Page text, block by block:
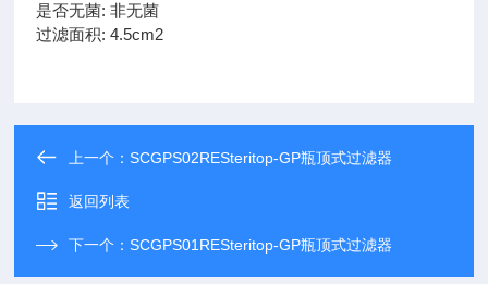
是否无菌: 非无菌
过滤面积: 4.5cm2
上一个：SCGPS02RESteritop-GP瓶顶式过滤器
返回列表
下一个：SCGPS01RESteritop-GP瓶顶式过滤器